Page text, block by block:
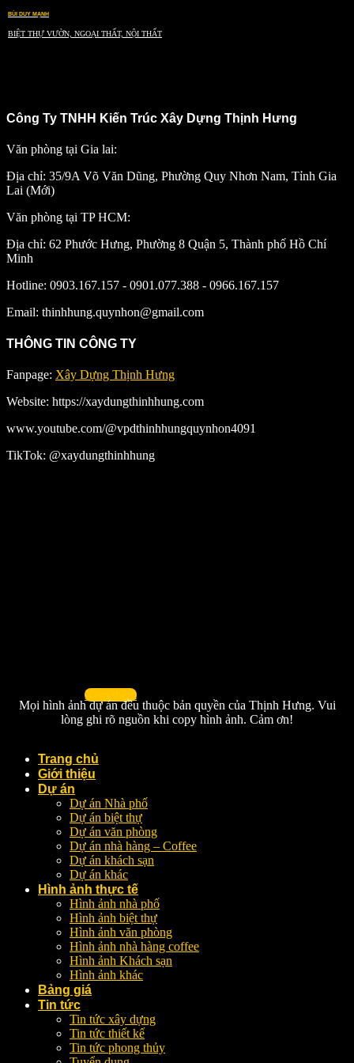
BÙI DUY MẠNH
BIỆT THỰ VƯỜN, NGOẠI THẤT, NỘI THẤT
Công Ty TNHH Kiến Trúc Xây Dựng Thịnh Hưng
Văn phòng tại Gia lai:
Địa chỉ: 35/9A Võ Văn Dũng, Phường Quy Nhơn Nam, Tỉnh Gia
Lai (Mới)
Văn phòng tại TP HCM:
Địa chỉ: 62 Phước Hưng, Phường 8 Quận 5, Thành phố Hồ Chí
Minh
Hotline: 0903.167.157 - 0901.077.388 - 0966.167.157
Email: thinhhung.quynhon@gmail.com
THÔNG TIN CÔNG TY
Fanpage: Xây Dựng Thịnh Hưng
Website: https://xaydungthinhhung.com
www.youtube.com/@vpdthinhhungquynhon4091
TikTok: @xaydungthinhhung
Xem thêm
Mọi hình ảnh dự án đều thuộc bản quyền của Thịnh Hưng. Vui
lòng ghi rõ nguồn khi copy hình ảnh. Cảm ơn!
Trang chủ
Giới thiệu
Dự án
Dự án Nhà phố
Dự án biệt thự
Dự án văn phòng
Dự án nhà hàng – Coffee
Dự án khách sạn
Dự án khác
Hình ảnh thực tế
Hình ảnh nhà phố
Hình ảnh biệt thự
Hình ảnh văn phòng
Hình ảnh nhà hàng coffee
Hình ảnh Khách sạn
Hình ảnh khác
Bảng giá
Tin tức
Tin tức xây dựng
Tin tức thiết kế
Tin tức phong thủy